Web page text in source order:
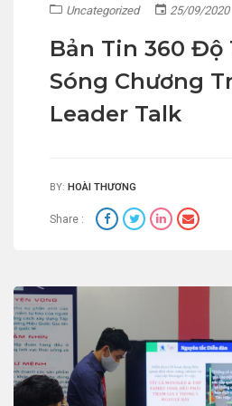
Uncategorized 25/09/2020
Bản Tin 360 Độ
Sóng Chương
Leader Talk
BY: HOÀI THƯƠNG
Share :